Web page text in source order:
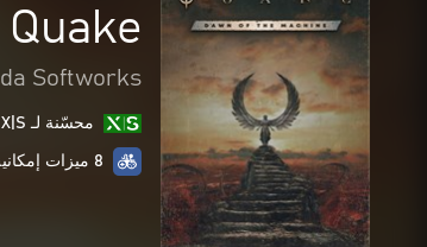
Quake
Softworks
محسّنة لـ Xbox Series X|S
8 ميزات إمكانية وصول ذوي الاحتياجات الخاصة